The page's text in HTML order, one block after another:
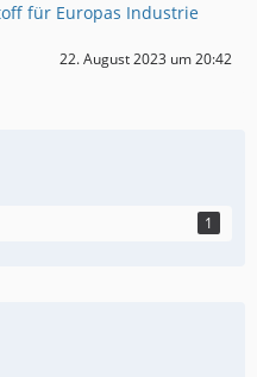
für Europas Industrie
22. August 2023 um 20:42
1